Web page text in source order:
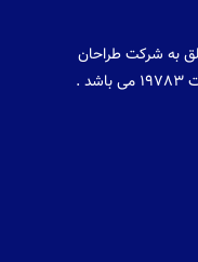
به شرکت طراحان
.